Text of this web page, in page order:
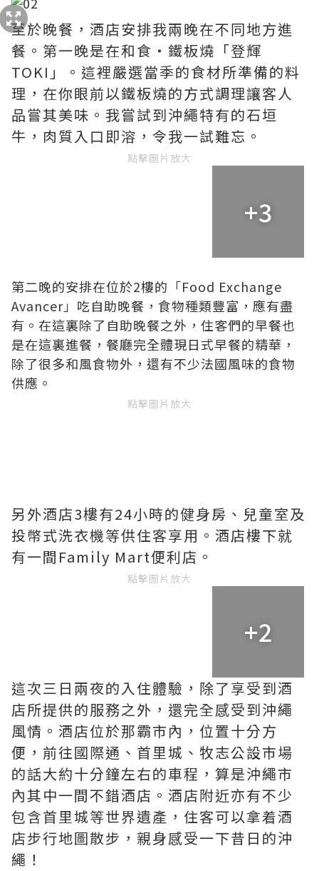
至於晚餐，酒店安排我兩晚在不同地方進
餐。第一晚是在和食・鐵板燒「登輝
TOKI」。這裡嚴選當季的食材所準備的料
理，在你眼前以鐵板燒的方式調理讓客人
品嘗其美味。我嘗試到沖繩特有的石垣
牛，肉質入口即溶，令我一試難忘。
點擊圖片放大
+3
第二晚的安排在位於2樓的「Food Exchange
Avancer」吃自助晚餐，食物種類豐富，應有盡
有。在這裏除了自助晚餐之外，住客們的早餐也
是在這裏進餐，餐廳完全體現日式早餐的精華，
除了很多和風食物外，還有不少法國風味的食物
供應。
點擊圖片放大
另外酒店3樓有24小時的健身房、兒童室及
投幣式洗衣機等供住客享用。酒店樓下就
有一間Family Mart便利店。
點擊圖片放大
+2
這次三日兩夜的入住體驗，除了享受到酒
店所提供的服務之外，還完全感受到沖繩
風情。酒店位於那霸市內，位置十分方
便，前往國際通、首里城、牧志公設市場
的話大約十分鐘左右的車程，算是沖繩市
內其中一間不錯酒店。酒店附近亦有不少
包含首里城等世界遺產，住客可以拿着酒
店步行地圖散步，親身感受一下昔日的沖
繩！